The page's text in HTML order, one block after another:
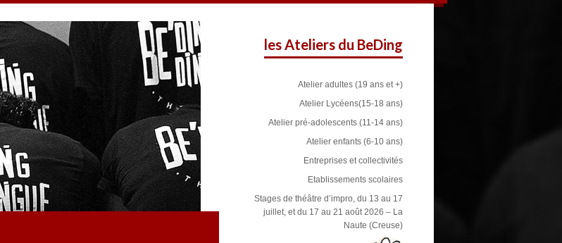
les Ateliers du BeDing
Atelier adultes (19 ans et +)
Atelier Lycéens(15-18 ans)
Atelier pré-adolescents (11-14 ans)
Atelier enfants (6-10 ans)
Entreprises et collectivités
Etablissements scolaires
Stages de théâtre d’impro, du 13 au 17
juillet, et du 17 au 21 août 2026 – La
Naute (Creuse)